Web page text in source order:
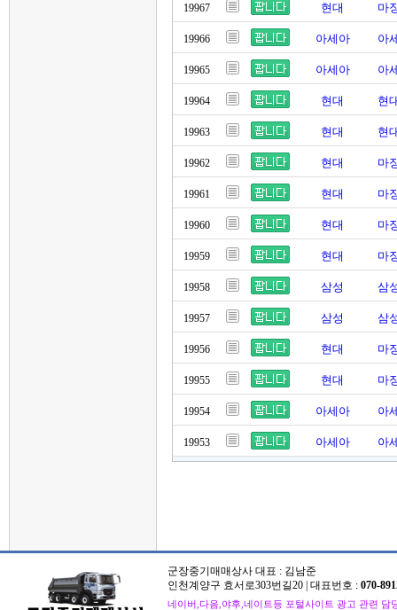
19967 현대 마
19966 아세아 아
19965 아세아 아
19964 현대 현
19963 현대 현
19962 현대 마
19961 현대 마
19960 현대 마
19959 현대 마
19958 삼성 삼
19957 삼성 삼
19956 현대 마
19955 현대 마
19954 아세아 아
19953 아세아 아
군장중기매매상사 대표 : 김남준
인천계양구 효서로303번길20 | 대표번호 : 070-
네이버,다음,야후,네이트등 포털사이트 광고 관련 담